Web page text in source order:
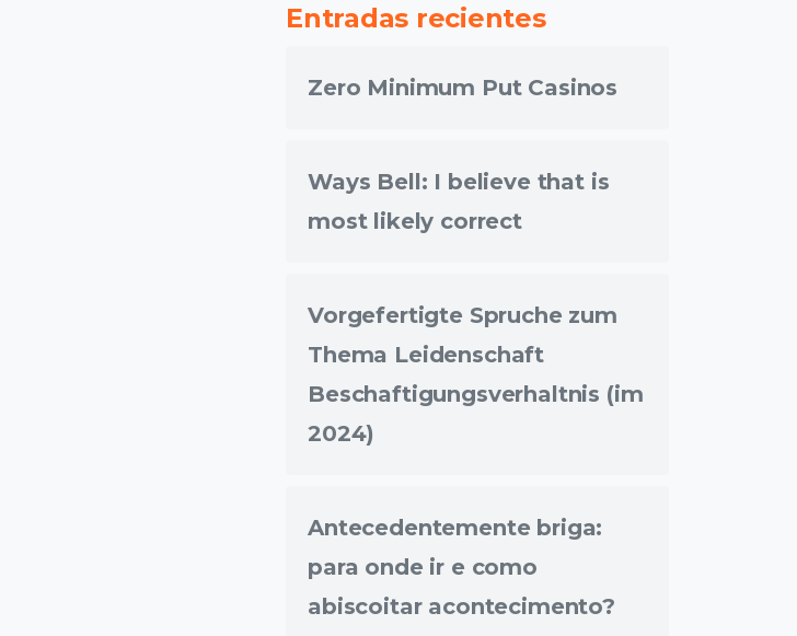
Entradas recientes
Zero Minimum Put Casinos
Ways Bell: I believe that is
most likely correct
Vorgefertigte Spruche zum
Thema Leidenschaft
Beschaftigungsverhaltnis (im
2024)
Antecedentemente briga:
para onde ir e como
abiscoitar acontecimento?